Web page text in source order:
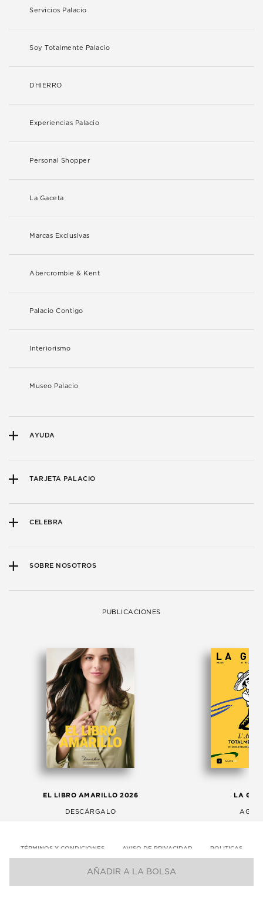
AÑADIR A LA BOLSA
Servicios Palacio
Soy Totalmente Palacio
DHIERRO
Experiencias Palacio
Personal Shopper
La Gaceta
Marcas Exclusivas
Abercrombie & Kent
Palacio Contigo
Interiorismo
Museo Palacio
AYUDA
TARJETA PALACIO
CELEBRA
SOBRE NOSOTROS
PUBLICACIONES
EL LIBRO AMARILLO 2026
DESCÁRGALO
LA
TÉRMINOS Y CONDICIONES AVISO DE PRIVACIDAD POLITICAS